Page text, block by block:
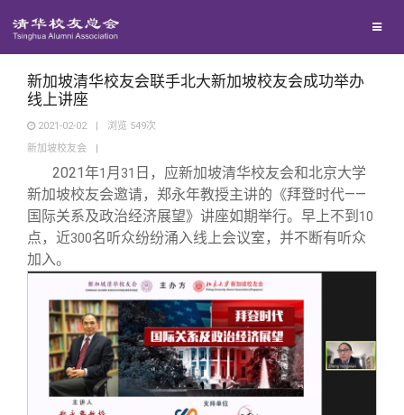
地区联络
年级联络
院系校友工作
专业委员会
兴趣群体
西南联大校友会
回馈母校
捐赠项目
捐赠新闻
捐赠纪事
捐赠方法
义工计划
媒体平台
《清华校友通讯》
《水木清华》
我要订阅
新媒体平台
百年清华
清华人物
清华故事
青春风采
校友文苑
校友服务
终身学习
信息化服务
三创大赛
校友总会
总会简介
会长致辞
关闭
新加坡清华校友会联手北大新加坡校友会成功举办
线上讲座
2021-02-02 | 浏览 549次
新加坡校友会
|
2021年1 月 31 日，应新加坡清华校友会和北京大学
新加坡校友会邀请，郑永年教授主讲的《拜登时代——
国际关系及政治经济展望》讲座如期举行。早上不到 10
点，近300名听众纷纷涌入线上会议室，并不断有听众
加入。